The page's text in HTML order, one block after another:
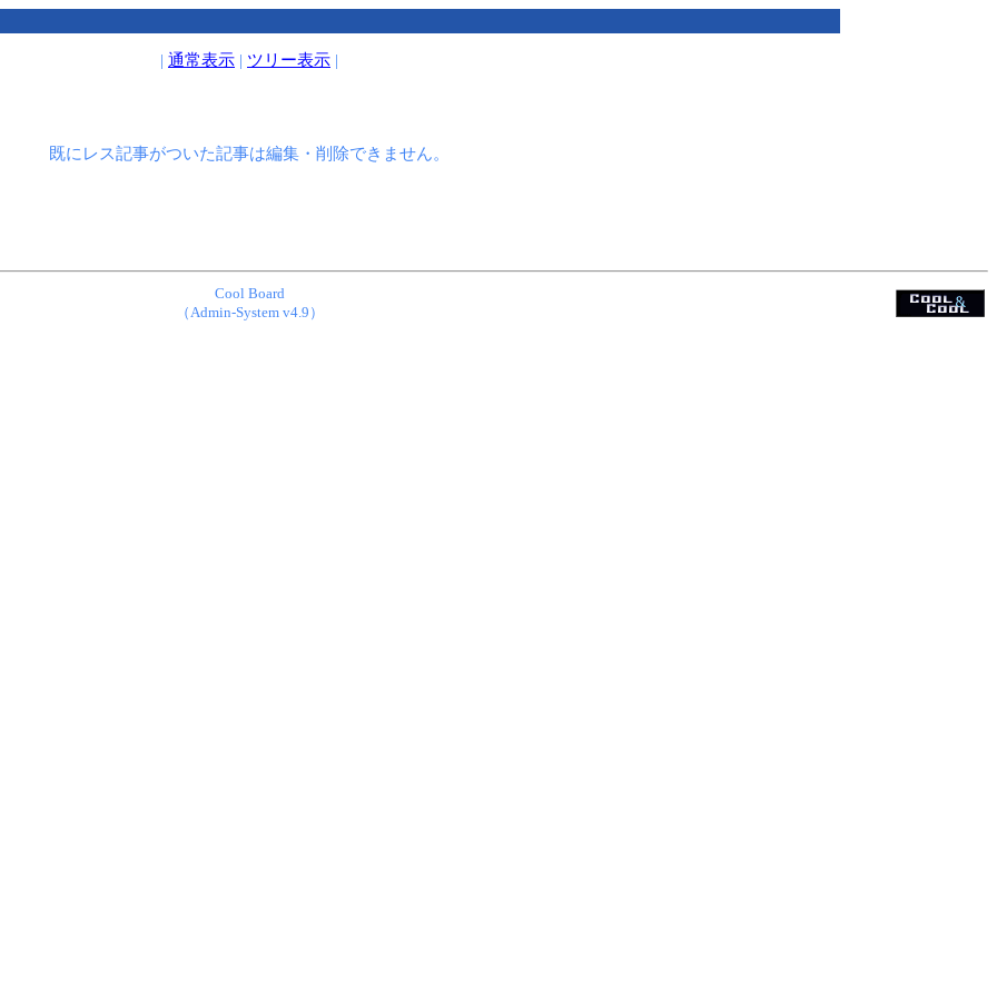
| 通常表示 | ツリー表示 |
既にレス記事がついた記事は編集・削除できません。
Cool Board
（Admin-System v4.9）